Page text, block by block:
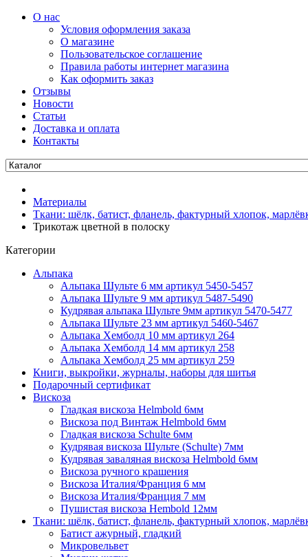
О нас
Условия оформления заказа
О магазине
Пользовательское соглашение
Правила работы интернет магазина
Как оформить заказ
Отзывы
Новости
Статьи
Доставка и оплата
Контакты
Материалы
Ткани: шёлк, батист, фланель, фактурный хлопок,
Трикотаж цветной в полоску
Категории
Альпака
Альпака Шульте 6 мм артикул 5450-5457
Альпака Шульте 9 мм артикул 5487-5490
Кудрявая альпака Шульте 9мм артикул 5470-5477
Альпака Шульте 23 мм артикул 5460-5467
Альпака Хемболд 10 мм артикул 264
Альпака Хемболд 14 мм артикул 258
Альпака Хемболд 25 мм артикул 259
Книги, выкройки, журналы, наборы для шитья
Подарочный сертификат
Вискоза
Гладкая вискоза Helmbold 6мм
Вискоза под Винтаж Helmbold 6мм
Гладкая вискоза Schulte 6мм
Кудрявая вискоза Шульте (Schulte) 7мм
Кудрявая заваляная вискоза Helmbold 6мм
Вискоза ручного крашения
Вискоза Италия/Франция 6 мм
Вискоза Италия/Франция 7 мм
Пушистая вискоза Hembold 12мм
Ткани: шёлк, батист, фланель, фактурный хлопок,
Батист ажурный, гладкий
Микровельвет